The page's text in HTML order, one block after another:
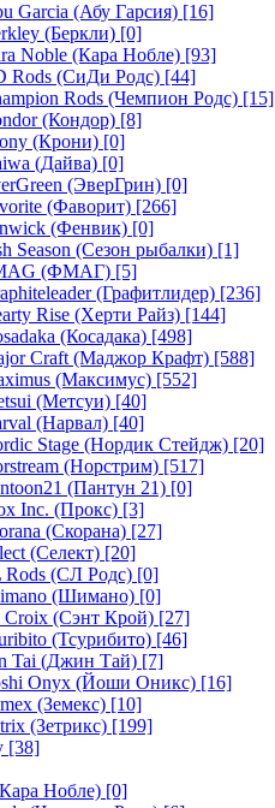
Garcia (Абу Гарсия) [16]
(Беркли) [0]
Noble (Кара Нобле) [93]
Rods (СиДи Родс) [44]
Rods (Чемпион Родс) [15]
(Кондор) [8]
(Крони) [0]
(Дайва) [0]
(ЭверГрин) [0]
(Фаворит) [266]
(Фенвик) [0]
Season (Сезон рыбалки) [1]
(ФМАГ) [5]
(Графитлидер) [236]
Rise (Херти Райз) [144]
(Косадака) [498]
Craft (Маджор Крафт) [588]
(Максимус) [552]
(Метсуи) [40]
(Нарвал) [40]
Stage (Нордик Стейдж) [20]
(Норстрим) [517]
(Пантун 21) [0]
Inc. (Прокс) [3]
(Скорана) [27]
(Селект) [20]
(СЛ Родс) [0]
(Шимано) [0]
(Сэнт Крой) [27]
(Тсурибито) [46]
Tai (Джин Тай) [7]
Onyx (Йоши Оникс) [16]
(Земекс) [10]
(Зетрикс) [199]
[38]
Нобле) [0]